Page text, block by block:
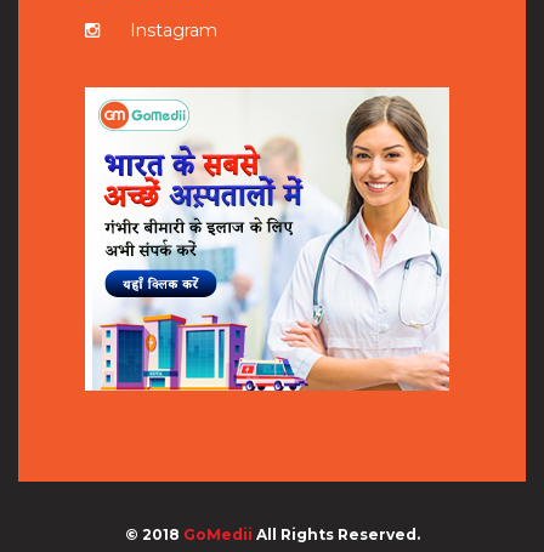
Instagram
© 2018 GoMedii All Rights Reserved.